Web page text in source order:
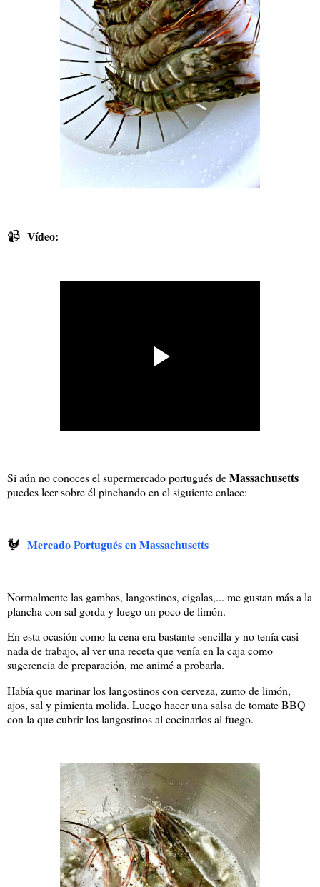
📹 Vídeo:
Si aún no conoces el supermercado portugués deMassachusetts
puedes leer sobre él pinchando en el siguiente enlace:
🐓 Mercado Portugués en Massachusetts
Normalmente las gambas, langostinos, cigalas,... me gustan más a la
plancha con sal gorda y luego un poco de limón.
En esta ocasión como la cena era bastante sencilla y no tenía casi
nada de trabajo, al ver una receta que venía en la caja como
sugerencia de preparación, me animé a probarla.
Había que marinar los langostinos con cerveza, zumo de limón,
ajos, sal y pimienta molida. Luego hacer una salsa de tomate BBQ
con la que cubrir los langostinos al cocinarlos al fuego.